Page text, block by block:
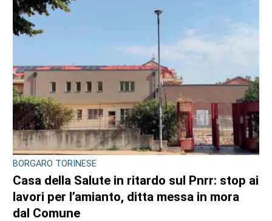
BORGARO TORINESE
Casa della Salute in ritardo sul Pnrr: stop ai
lavori per l’amianto, ditta messa in mora
dal Comune